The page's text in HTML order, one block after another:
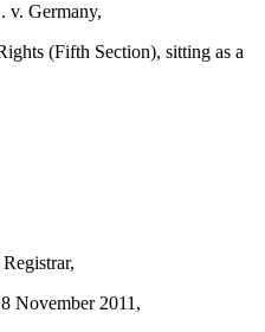
v. Germany,
(Fifth Section), sitting as a
November 2011,